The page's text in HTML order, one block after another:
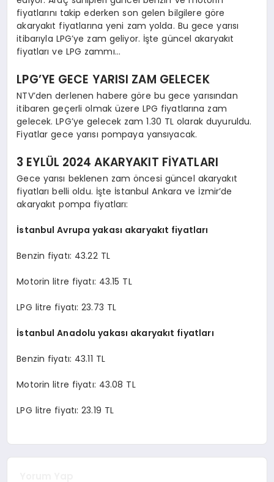
fiyatlarını takip ederken son gelen bilgilere göre
akaryakıt fiyatlarına yeni zam yolda. Bu gece yarısı
itibarıyla LPG’ye zam geliyor. İşte güncel akaryakıt
fiyatları ve LPG zammı…
LPG’YE GECE YARISI ZAM GELECEK
NTV’den derlenen habere göre bu gece yarısından
itibaren geçerli olmak üzere LPG fiyatlarına zam
gelecek. LPG’ye gelecek zam 1.30 TL olarak duyuruldu.
Fiyatlar gece yarısı pompaya yansıyacak.
3 EYLÜL 2024 AKARYAKIT FİYATLARI
Gece yarısı beklenen zam öncesi güncel akaryakıt
fiyatları belli oldu. İşte İstanbul Ankara ve İzmir’de
akaryakıt pompa fiyatları:
İstanbul Avrupa yakası akaryakıt fiyatları
Benzin fiyatı: 43.22 TL
Motorin litre fiyatı: 43.15 TL
LPG litre fiyatı: 23.73 TL
İstanbul Anadolu yakası akaryakıt fiyatları
Benzin fiyatı: 43.11 TL
Motorin litre fiyatı: 43.08 TL
LPG litre fiyatı: 23.19 TL